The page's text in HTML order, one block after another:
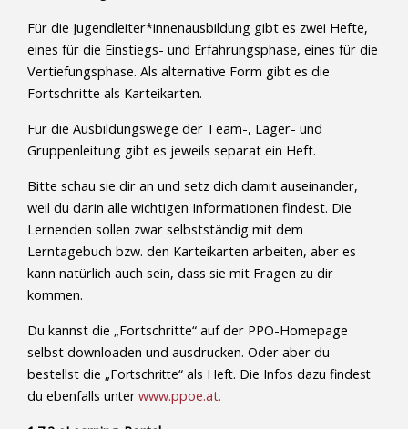
Für die Jugendleiter*innenausbildung gibt es zwei Hefte,
eines für die Einstiegs- und Erfahrungsphase, eines für die
Vertiefungsphase. Als alternative Form gibt es die
Fortschritte als Karteikarten.
Für die Ausbildungswege der Team-, Lager- und
Gruppenleitung gibt es jeweils separat ein Heft.
Bitte schau sie dir an und setz dich damit auseinander,
weil du darin alle wichtigen Informationen findest. Die
Lernenden sollen zwar selbstständig mit dem
Lerntagebuch bzw. den Karteikarten arbeiten, aber es
kann natürlich auch sein, dass sie mit Fragen zu dir
kommen.
Du kannst die „Fortschritte“ auf der PPÖ-Homepage
selbst downloaden und ausdrucken. Oder aber du
bestellst die „Fortschritte“ als Heft. Die Infos dazu findest
du ebenfalls unterwww.ppoe.at.